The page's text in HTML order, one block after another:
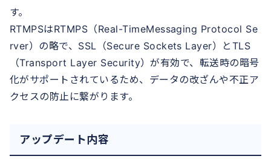
す。
RTMPSはRTMPS（Real-TimeMessaging Protocol Se
rver）の略で、SSL（Secure Sockets Layer）とTLS
（Transport Layer Security）が有効で、転送時の暗号
化がサポートされているため、データの改ざんや不正ア
クセスの防止に繋がります。
アップデート内容